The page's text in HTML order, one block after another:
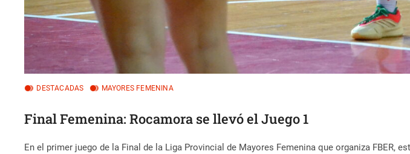
DESTACADAS MAYORES FEMENINA
Final Femenina: Rocamora se llevó el Juego 1
En el primer juego de la Final de la Liga Provincial de Mayores Femenina que organiza FBER,